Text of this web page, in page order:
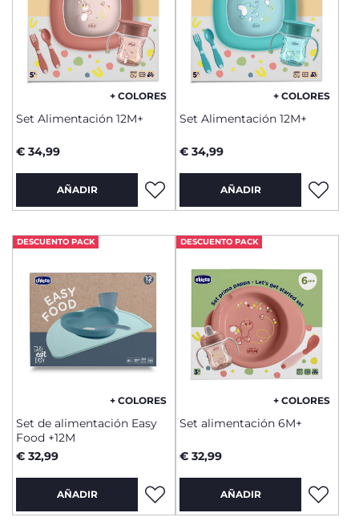
+ COLORES
Set Alimentación 12M+
€ 34,99
AÑADIR
+ COLORES
Set Alimentación 12M+
€ 34,99
AÑADIR
DESCUENTO PACK
+ COLORES
Set de alimentación Easy
Food +12M
€ 32,99
AÑADIR
DESCUENTO PACK
+ COLORES
Set alimentación 6M+
€ 32,99
AÑADIR